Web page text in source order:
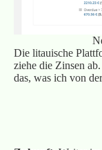
Die litauische
ziehe die Zinsen
das, was ich von